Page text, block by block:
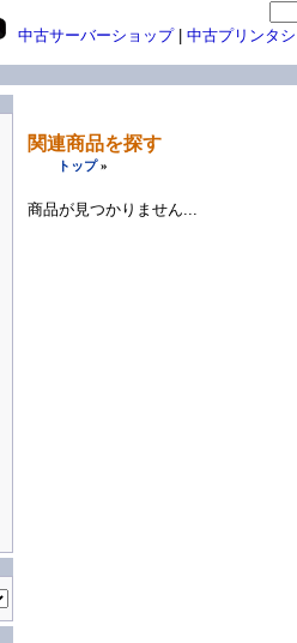
関連商品を探す
トップ»
商品が見つかりません...
中古サーバーショップ| 中古プリンタ